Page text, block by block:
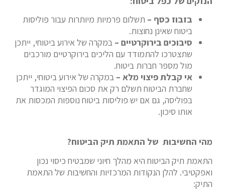
בזבוז כסף – תשלום פרמיות מיותרות עבור פוליסות
ביטוח שאינן נחוצות.
סיבוכים בירוקרטיים – במקרה של אירוע ביטוחי, ייתכן
שתצטרכו להתמודד עם הליכים בירוקרטיים מורכבים
מול מספר חברות ביטוח.
אי קבלת פיצוי מלא – במקרה של אירוע ביטוחי, ייתכן
שחברת הביטוח תשלם רק את סכום הפיצוי המוגדר
בפוליסה, גם אם יש פוליסות ביטוח נוספות המכסות את
אותו סיכון.
מהי החשיבות של התאמת תיק הביטוח?
התאמת תיק הביטוח היא מהלך חיוני שמבטיח כיסוי נכון
ואפקטיבי. להלן הנקודות המרכזיות והחשיבות של התאמת
התיק: